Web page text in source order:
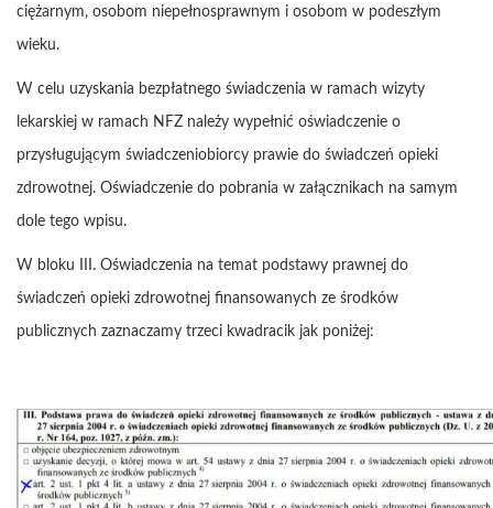
ciężarnym, osobom niepełnosprawnym i osobom w podeszłym
wieku.
W celu uzyskania bezpłatnego świadczenia w ramach wizyty
lekarskiej w ramach NFZ należy wypełnić oświadczenie o
przysługującym świadczeniobiorcy prawie do świadczeń opieki
zdrowotnej. Oświadczenie do pobrania w załącznikach na samym
dole tego wpisu.
W bloku III. Oświadczenia na temat podstawy prawnej do
świadczeń opieki zdrowotnej finansowanych ze środków
publicznych zaznaczamy trzeci kwadracik jak poniżej: